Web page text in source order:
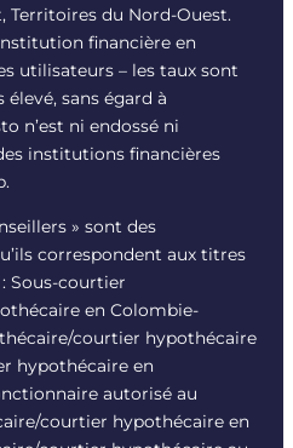
Territoires du Nord-Ouest.
financière en
utilisateurs – les taux sont
élevé, sans égard à
n’est ni endossé ni
institutions financières
» sont des
correspondent aux titres
Sous-courtier
en Colombie-
courtier hypothécaire
hypothécaire en
autorisé au
courtier hypothécaire en